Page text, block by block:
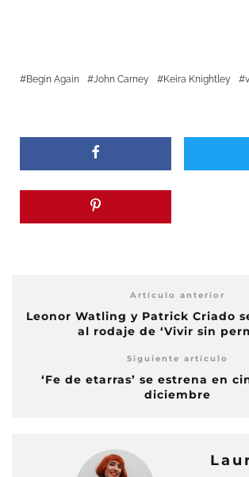
Begin Again John Carney Keira Knightley
Artículo anterior
Leonor Watling y Patrick Criado
al rodaje de ‘Vivir sin
Siguiente artículo
‘Fe de etarras’ se estrena en
diciembre